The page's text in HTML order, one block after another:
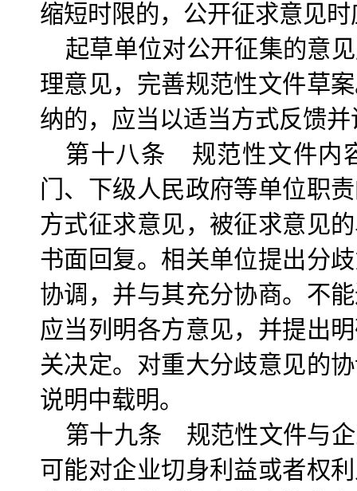
缩短时限的，公开征求意见
起草单位对公开征集的意
理意见，完善规范性文件草
纳的，应当以适当方式反馈
第十八条 规范性文件内
门、下级人民政府等单位职
方式征求意见，被征求意见
书面回复。相关单位提出分
协调，并与其充分协商。不
应当列明各方意见，并提出
关决定。对重大分歧意见的
说明中载明。
第十九条 规范性文件与
可能对企业切身利益或者权